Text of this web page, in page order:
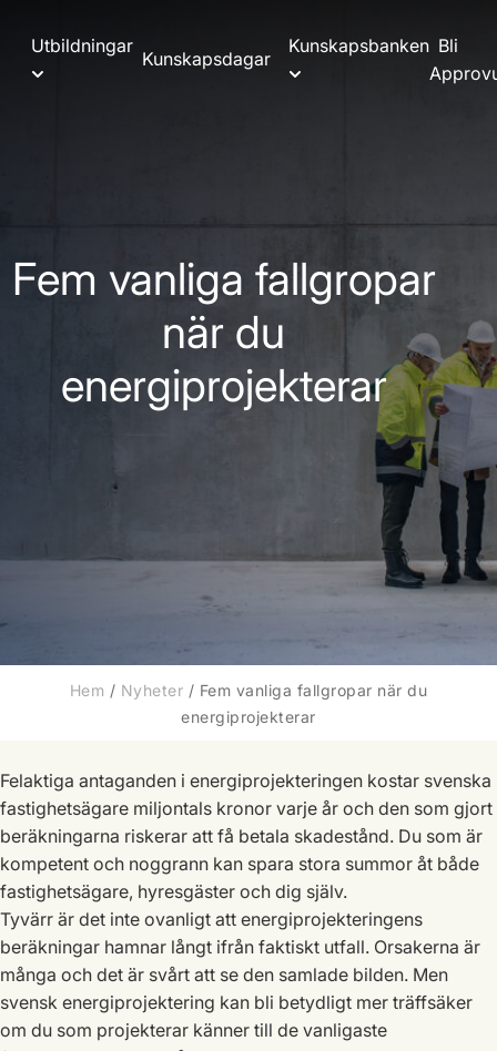
Utbildningar
Kunskapsdagar
Kunskapsbanken Bli
Fem vanliga fallgropar
när du
energiprojekterar
Hem / Nyheter / Fem vanliga fallgropar när du
energiprojekterar
Felaktiga antaganden i energiprojekteringen kostar svenska
fastighetsägare miljontals kronor varje år och den som gjort
beräkningarna riskerar att få betala skadestånd. Du som är
kompetent och noggrann kan spara stora summor åt både
fastighetsägare, hyresgäster och dig själv.
Tyvärr är det inte ovanligt att energiprojekteringens
beräkningar hamnar långt ifrån faktiskt utfall. Orsakerna är
många och det är svårt att se den samlade bilden. Men
svensk energiprojektering kan bli betydligt mer träffsäker
om du som projekterar känner till de vanligaste